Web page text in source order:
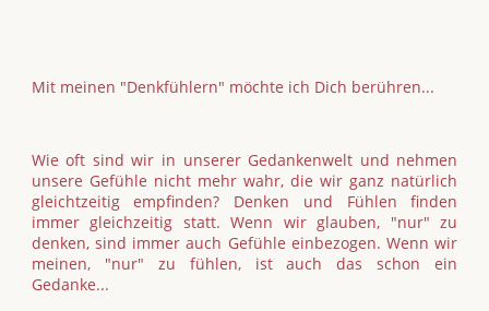
Mit meinen "Denkfühlern" möchte ich Dich berühren...
Wie oft sind wir in unserer Gedankenwelt und nehmen
unsere Gefühle nicht mehr wahr, die wir ganz natürlich
gleichtzeitig empfinden? Denken und Fühlen finden
immer gleichzeitig statt. Wenn wir glauben, "nur" zu
denken, sind immer auch Gefühle einbezogen. Wenn wir
meinen, "nur" zu fühlen, ist auch das schon ein
Gedanke...